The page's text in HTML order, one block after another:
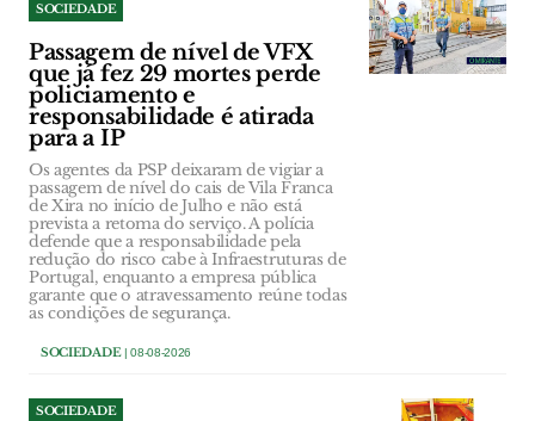
SOCIEDADE
Passagem de nível de VFX
que já fez 29 mortes perde
policiamento e
responsabilidade é atirada
para a IP
Os agentes da PSP deixaram de vigiar a
passagem de nível do cais de Vila Franca
de Xira no início de Julho e não está
prevista a retoma do serviço. A polícia
defende que a responsabilidade pela
redução do risco cabe à Infraestruturas de
Portugal, enquanto a empresa pública
garante que o atravessamento reúne todas
as condições de segurança.
SOCIEDADE| 08-08-2026
SOCIEDADE